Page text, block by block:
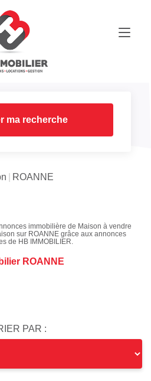
ma recherche
ROANNE
immobilière de Maison à vendre
sur ROANNE grâce aux annonces
de HB IMMOBILIER.
ROANNE
PAR :